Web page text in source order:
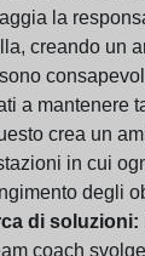
la
creando un
a mantenere
crea un
in cui
degli
di soluzioni:
coach